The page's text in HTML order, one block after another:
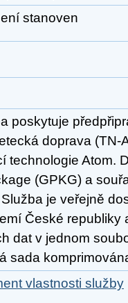
stanoven
poskytuje
doprava (TN-
technologie Atom.
(GPKG) a
je veřejně
České republiky
dat v jednom
sada
vlastnosti služby